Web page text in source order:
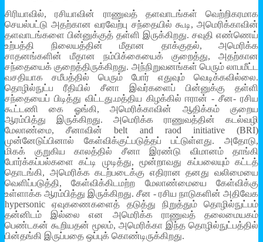
சிரியாவில், ரசியாவின் ராணுவத் தளவாடங்கள் வெற்றிகரமாக
செயல்பட்டு அதற்கான வரவேற்பு சந்தையில் கூடி, அமெரிக்காவின்
தளவாடங்களை பின்னுக்குத் தள்ளி இருக்கிறது. சவுதி எண்ணெய்
உற்பத்தி நிலையத்தின் மீதான தாக்குதல், அமெரிக்க
சாதனங்களின் மீதான நம்பிக்கையைக் குறைத்து, அதற்கான
சந்தையைக் குறைத்திருக்கிறது. அந்நிறுவனங்கள் பெரும் லாபமீட்ட
வசதியாக சமீபத்தில் பெரும் போர் எதுவும் வெடிக்கவில்லை.
தொழில்நுட்ப ரீதியில் சீனா இவர்களைப் பின்னுக்கு தள்ளி
சந்தையைப் பிடித்து விட்டது.மத்திய கிழக்கில் ஈரான் - சீன- ரசிய
கூட்டணி கை ஓங்கி, அமெரிக்காவின் ஆதிக்கம் குறைய
ஆரம்பித்து இருக்கிறது. அமெரிக்க ராணுவத்தின் கடல்வழி
மேலாண்மை, சீனாவின் belt and raod initiative (BRI)
முன்னேடுப்பினால் கேள்விக்குட்படுத்தப் பட்டுள்ளது. அதோடு,
மிகக் குறுகிய காலத்தில் சீனா இரண்டு விமானம் தாங்கி
போர்க்கப்பல்களை கட்டி முடித்து, மூன்றாவது கப்பலையும் கட்டத்
தொடங்கி, அமெரிக்க கடற்படைக்கு எதிரான தனது வலிமையை
வெளிப்படுத்தி, கேள்விக்கிடமற்ற மேலாண்மையை கேள்விக்கு
உள்ளாக்க ஆரம்பித்து இருக்கிறது. சீன - ரசிய நாடுகளின் அதிவேக
hypersonic ஏவுகணைகளைத் தடுத்து நிறுத்தும் தொழில்நுட்பம்
தன்னிடம் இல்லை என அமெரிக்க ராணுவத் தலைமையகம்
பெண்டகன் கூறியதன் மூலம், அமெரிக்கா இந்த தொழில்நுட்பத்தில்
பின்தங்கி இருப்பதை ஒப்புக் கொண்டிருக்கிறது.